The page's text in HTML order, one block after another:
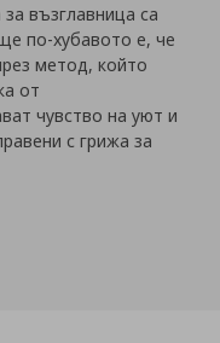
възглавница са
по-хубавото е, че
метод, който
от
чувство на уют и
с грижа за